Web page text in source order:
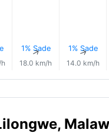
1% Sade
↑
18.0 km/h
1% Sade
↑
14.0 km/h